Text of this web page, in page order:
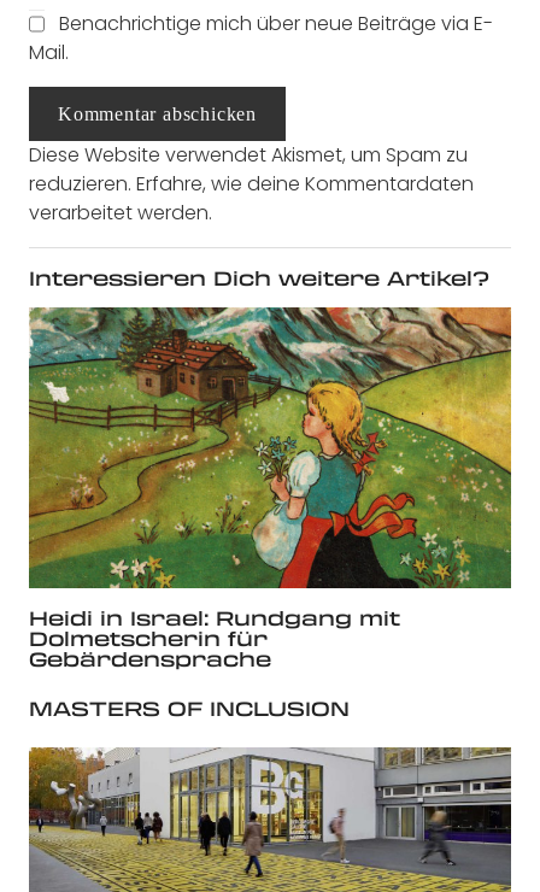
Benachrichtige mich über neue Beiträge via E-
Mail.
Kommentar abschicken
Diese Website verwendet Akismet, um Spam zu
reduzieren. Erfahre, wie deine Kommentardaten
verarbeitet werden.
Interessieren Dich weitere Artikel?
Heidi in Israel: Rundgang mit
Dolmetscherin für
Gebärdensprache
MASTERS OF INCLUSION